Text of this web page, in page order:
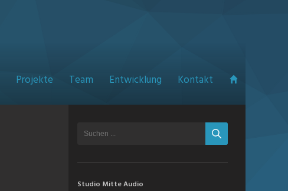
Projekte Team Entwicklung Kontakt
Studio Mitte Audio